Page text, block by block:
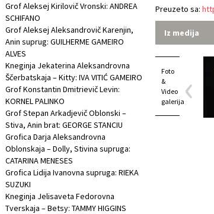
Grof Aleksej Kirilovič Vronski: ANDREA
SCHIFANO
Grof Aleksej Aleksandrovič Karenjin,
Anin suprug: GUILHERME GAMEIRO
ALVES
Kneginja Jekaterina Aleksandrovna
Ščerbatskaja – Kitty: IVA VITIĆ GAMEIRO
Grof Konstantin Dmitrievič Levin:
KORNEL PALINKO
Grof Stepan Arkadjevič Oblonski –
Stiva, Anin brat: GEORGE STANCIU
Grofica Darja Aleksandrovna
Oblonskaja – Dolly, Stivina supruga:
CATARINA MENESES
Grofica Lidija Ivanovna supruga: RIEKA
SUZUKI
Kneginja Jelisaveta Fedorovna
Tverskaja – Betsy: TAMMY HIGGINS
Preuzeto sa:
Iz medija
Foto
&
Video
galerija